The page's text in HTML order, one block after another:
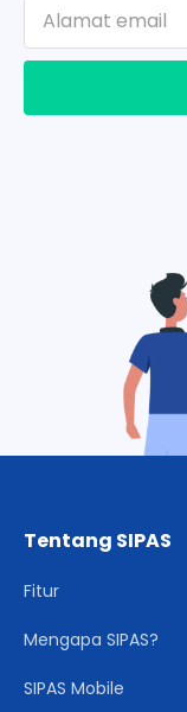
Tentang SIPAS
Fitur
Mengapa SIPAS?
SIPAS Mobile